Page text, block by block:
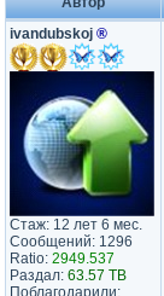
ivandubskoj ®
Стаж: 12 лет 6 мес.
Сообщений: 1296
Ratio: 2949.537
Раздал: 63.57 TB
Поблагодарили: